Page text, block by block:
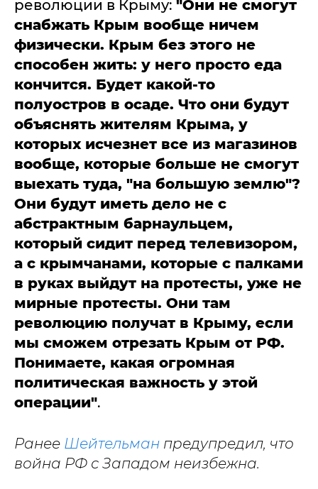
революции в Крыму: "Они не смогут
снабжать Крым вообще ничем
физически. Крым без этого не
способен жить: у него просто еда
кончится. Будет какой-то
полуостров в осаде. Что они будут
объяснять жителям Крыма, у
которых исчезнет все из магазинов
вообще, которые больше не смогут
выехать туда, "на большую землю"?
Они будут иметь дело не с
абстрактным барнаульцем,
который сидит перед телевизором,
а с крымчанами, которые с палками
в руках выйдут на протесты, уже не
мирные протесты. Они там
революцию получат в Крыму, если
мы сможем отрезать Крым от РФ.
Понимаете, какая огромная
политическая важность у этой
операции".
Ранее Шейтельман предупредил, что
война РФ с Западом неизбежна.